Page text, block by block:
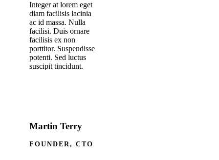
Integer at lorem eget
diam facilisis lacinia
ac id massa. Nulla
facilisi. Duis ornare
facilisis ex non
porttitor. Suspendisse
potenti. Sed luctus
suscipit tincidunt.
Martin Terry
FOUNDER, CTO